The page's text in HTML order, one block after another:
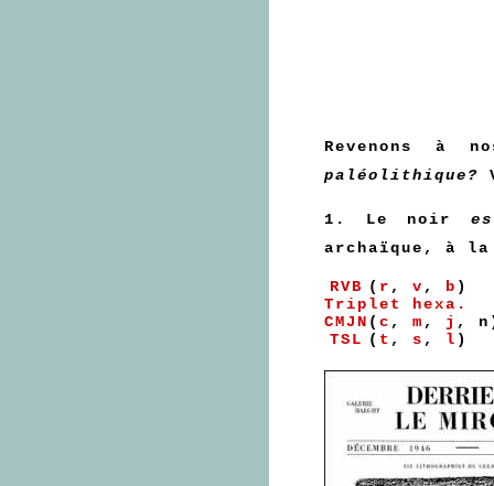
Revenons à
paléolithique?
1. Le noir
archaïque, à la
RVB ( r , v , b )
Triplet hexa.
CMJN ( c , m , j , n
TSL ( t , s , l )